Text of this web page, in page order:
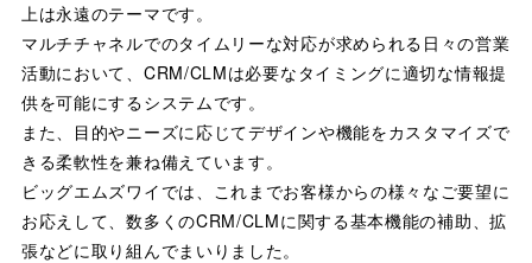
上は永遠のテーマです。
マルチチャネルでのタイムリーな対応が求められる日々の営業
活動において、CRM/CLMは必要なタイミングに適切な情報提
供を可能にするシステムです。
また、目的やニーズに応じてデザインや機能をカスタマイズで
きる柔軟性を兼ね備えています。
ビッグエムズワイでは、これまでお客様からの様々なご要望に
お応えして、数多くのCRM/CLMに関する基本機能の補助、拡
張などに取り組んでまいりました。